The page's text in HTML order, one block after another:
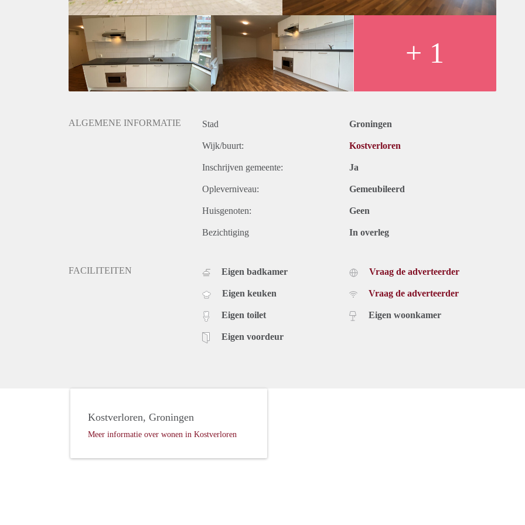
+ 1
ALGEMENE INFORMATIE Stad Groningen
Wijk/buurt: Kostverloren
Inschrijven gemeente: Ja
Opleverniveau: Gemeubileerd
Huisgenoten: Geen
Bezichtiging In overleg
FACILITEITEN Eigen badkamer
Eigen keuken
Eigen toilet
Eigen voordeur
Vraag de adverteerder
Vraag de adverteerder
Eigen woonkamer
Kostverloren, Groningen
Meer informatie over wonen in Kostverloren